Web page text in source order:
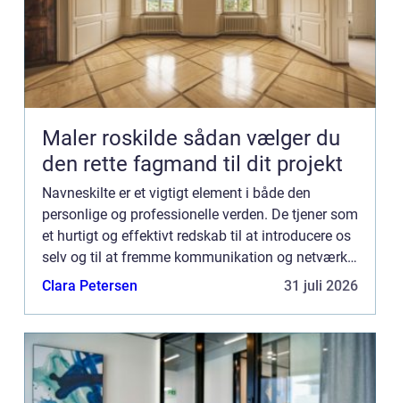
Maler roskilde sådan vælger du
den rette fagmand til dit projekt
Navneskilte er et vigtigt element i både den
personlige og professionelle verden. De tjener som
et hurtigt og effektivt redskab til at introducere os
selv og til at fremme kommunikation og netværk.
Et navneskilt kan sige meget mere end bare et
Clara Petersen 31 juli 2026